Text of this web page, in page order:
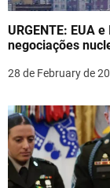
t
i
o
n
URGENTE: EUA
negociações
28 de February de